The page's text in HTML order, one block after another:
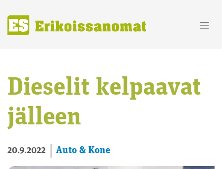
content
Dieselit kelpaavat
jälleen
20.9.2022 Auto & Kone